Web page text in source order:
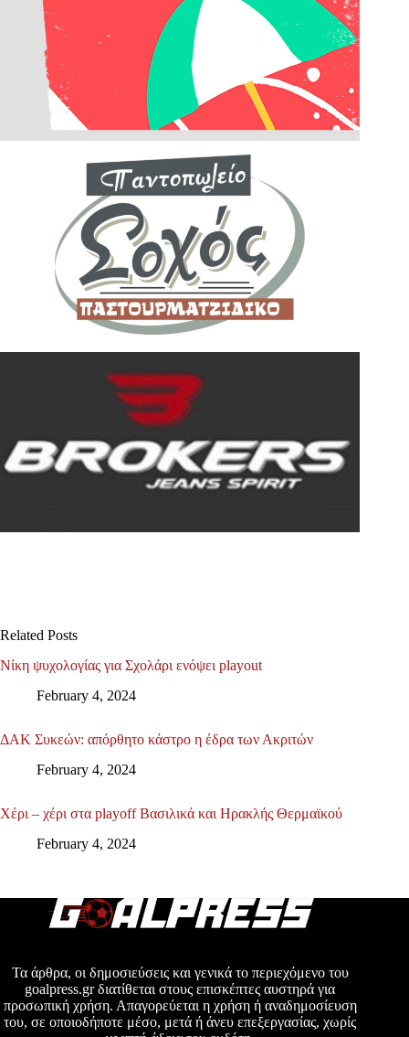
Related Posts
Νίκη ψυχολογίας για Σχολάρι ενόψει playout
February 4, 2024
ΔΑΚ Συκεών: απόρθητο κάστρο η έδρα των Ακριτών
February 4, 2024
Χέρι – χέρι στα playoff Βασιλικά και Ηρακλής Θερμαϊκού
February 4, 2024
Τα άρθρα, οι δημοσιεύσεις και γενικά το περιεχόμενο του
goalpress.gr διατίθεται στους επισκέπτες αυστηρά για
προσωπική χρήση. Απαγορεύεται η χρήση ή αναδημοσίευση
του, σε οποιοδήποτε μέσο, μετά ή άνευ επεξεργασίας, χωρίς